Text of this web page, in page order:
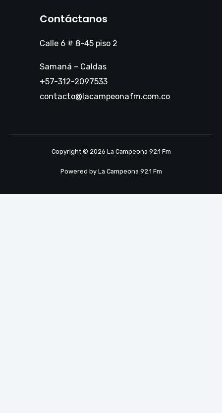
Contáctanos
Calle 6 # 8-45 piso 2
Samaná – Caldas
+57-312-2097533
contacto@lacampeonafm.com.co
Copyright © 2026 La Campeona 92.1 Fm
Powered by La Campeona 92.1 Fm